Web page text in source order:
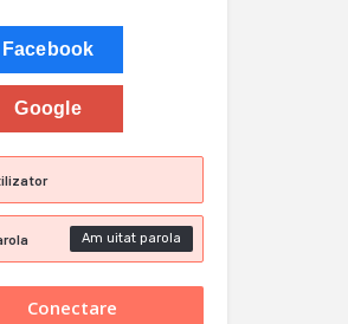
Facebook
Google
Am uitat parola